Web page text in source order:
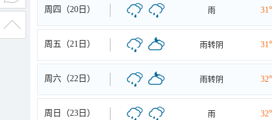
周四（20日） 雨
周五（21日） 雨转阴
周六（22日） 雨转阴
周日（23日） 雨